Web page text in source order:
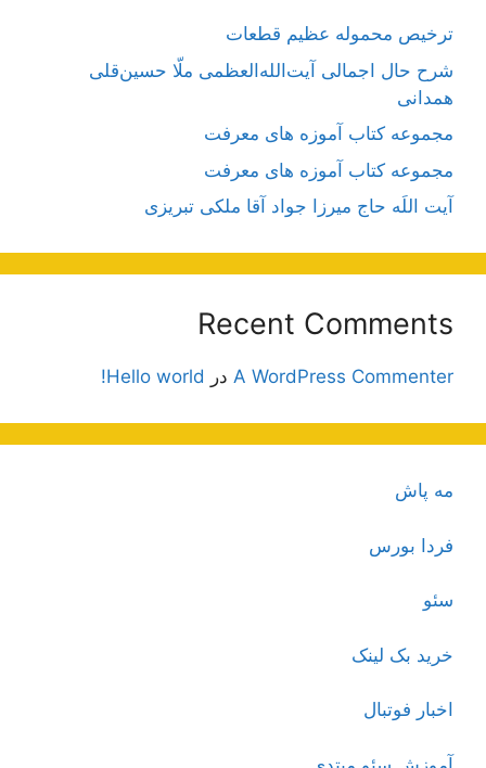
ترخیص محموله عظیم قطعات
شرح حال اجمالی آیت‌الله‌العظمی ملّا حسین‌قلی
همدانی
مجموعه کتاب آموزه های معرفت
مجموعه کتاب آموزه های معرفت
آیت اللَه حاج میرزا جواد آقا ملکی تبریزی
Recent Comments
A WordPress Commenter در Hello world!
مه پاش
فردا بورس
سئو
خرید بک لینک
اخبار فوتبال